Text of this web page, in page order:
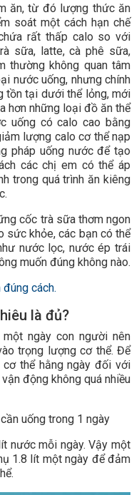
ăn, từ đó lượng thức ăn
soát một cách hạn chế
rất thấp calo so với
sữa, latte, cà phê sữa,
thường không quan tâm
nước uống, nhưng chính
tồn tại dưới thể lỏng, mới
hơn những loại đồ ăn thể
uống có calo cao bằng
lượng calo cơ thể nạp
pháp uống nước để tạo
các chị em có thể áp
trong quá trình ăn kiêng
cốc trà sữa thơm ngon
sức khỏe, các bạn có thể
nước lọc, nước ép trái
muốn đúng không nào.
cách.
là đủ?
một ngày con người nên
trọng lượng cơ thể. Để
thể hằng ngày đối với
động không quá nhiều
uống trong 1 ngày
nước mỗi ngày. Vậy một
1.8 lít một ngày để đảm